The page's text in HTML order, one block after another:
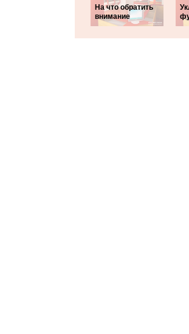
На что обратить
внимание